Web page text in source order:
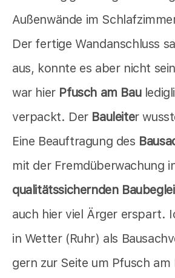
Außenwände im
Der fertige Wandanschluss
aus, konnte es aber nicht
war hier Pfusch am Bau
verpackt. Der Bauleiter
Eine Beauftragung des
mit der Fremdüberwachung
qualitätssichernden
auch hier viel Ärger erspart.
in Wetter (Ruhr) als
gern zur Seite um Pfusch am